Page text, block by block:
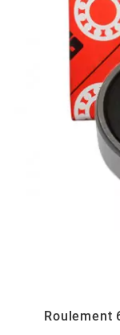
NOVI
NTN
Roulement